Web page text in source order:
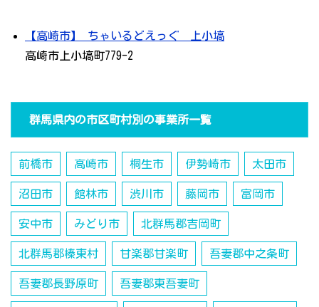
【高崎市】 ちゃいるどえっぐ 上小塙
高崎市上小塙町779-2
群馬県内の市区町村別の事業所一覧
前橋市 高崎市 桐生市 伊勢崎市 太田市
沼田市 館林市 渋川市 藤岡市 富岡市
安中市 みどり市 北群馬郡吉岡町
北群馬郡榛東村 甘楽郡甘楽町 吾妻郡中之条町
吾妻郡長野原町 吾妻郡東吾妻町